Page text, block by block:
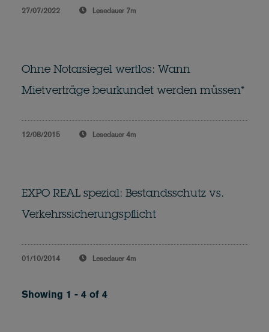
27/07/2022 Lesedauer 7m
Ohne Notarsiegel wertlos: Wann
Mietverträge beurkundet werden müssen*
12/08/2015 Lesedauer 4m
EXPO REAL spezial: Bestandsschutz vs.
Verkehrssicherungspflicht
01/10/2014 Lesedauer 4m
Showing 1 - 4 of 4